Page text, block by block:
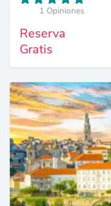
1 Opiniones
Reserva
Gratis